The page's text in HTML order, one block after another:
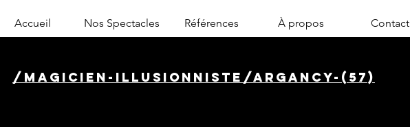
Accueil Nos Spectacles Références À propos Contact
/magicien-illusionniste/argancy-(57)